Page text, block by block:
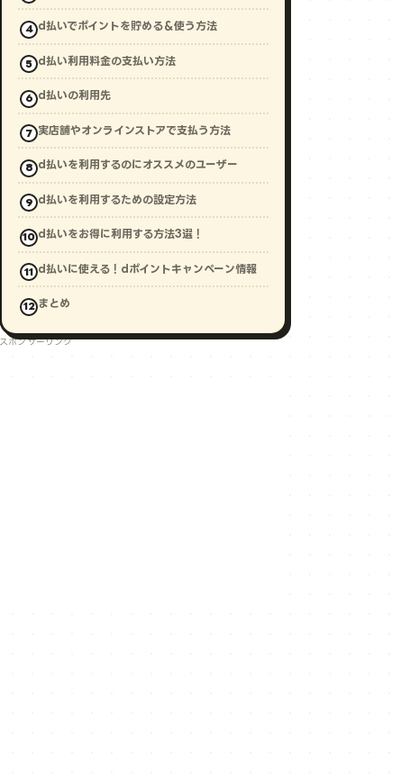
d払いでポイントを貯める＆使う方法
d払い利用料金の支払い方法
d払いの利用先
実店舗やオンラインストアで支払う方法
d払いを利用するのにオススメのユーザー
d払いを利用するための設定方法
d払いをお得に利用する方法3選！
d払いに使える！dポイントキャンペーン情報
まとめ
スポンサーリンク